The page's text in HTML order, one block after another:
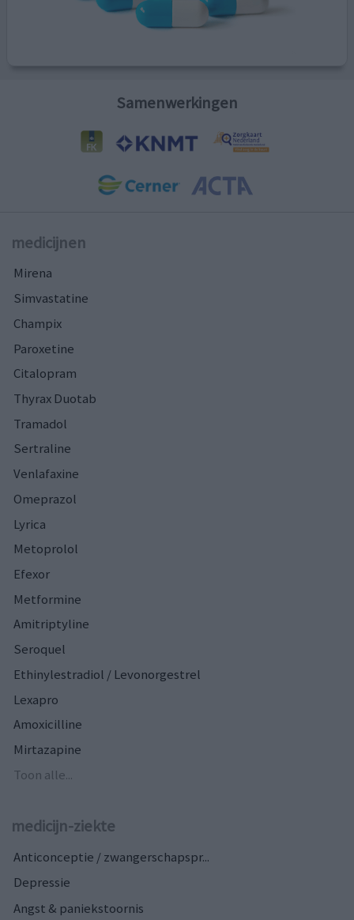
Samenwerkingen
medicijnen
Mirena
Simvastatine
Champix
Paroxetine
Citalopram
Thyrax Duotab
Tramadol
Sertraline
Venlafaxine
Omeprazol
Lyrica
Metoprolol
Efexor
Metformine
Amitriptyline
Seroquel
Ethinylestradiol / Levonorgestrel
Lexapro
Amoxicilline
Mirtazapine
Toon alle...
medicijn-ziekte
Anticonceptie / zwangerschapspr...
Depressie
Angst & paniekstoornis